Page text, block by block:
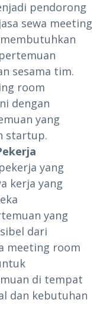
pendorong
sewa meeting
sesama tim.
room
dengan
yang
startup.
yang
kerja yang
yang
dari
meeting room
di tempat
dan kebutuhan